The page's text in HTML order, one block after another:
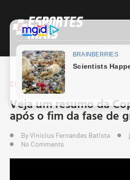
COPA DO MUNDO
Veja um resumo da
após o fim da fase de
ByVinicius Fernandes Batista
No Comments